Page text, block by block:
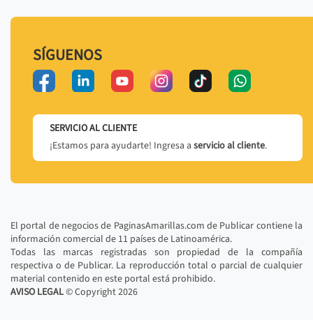
SÍGUENOS
SERVICIO AL CLIENTE
¡Estamos para ayudarte! Ingresa a servicio al cliente.
El portal de negocios de PaginasAmarillas.com de Publicar contiene la
información comercial de 11 países de Latinoamérica.
Todas las marcas registradas son propiedad de la compañía
respectiva o de Publicar. La reproducción total o parcial de cualquier
material contenido en este portal está prohibido.
AVISO LEGAL© Copyright2026